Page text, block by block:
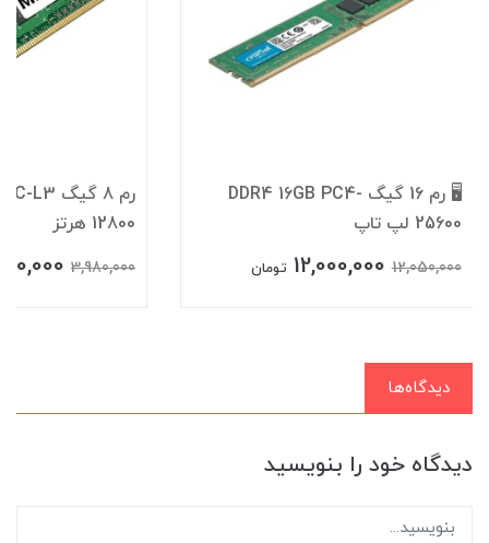
🖥️ رم 16 گیگ DDR4 16GB PC4-
25600 لپ تاپ
12,050,000
12,000,000 تومان
12800 هرتز
3,980,000
دیدگاه‌ها
دیدگاه خود را بنویسید